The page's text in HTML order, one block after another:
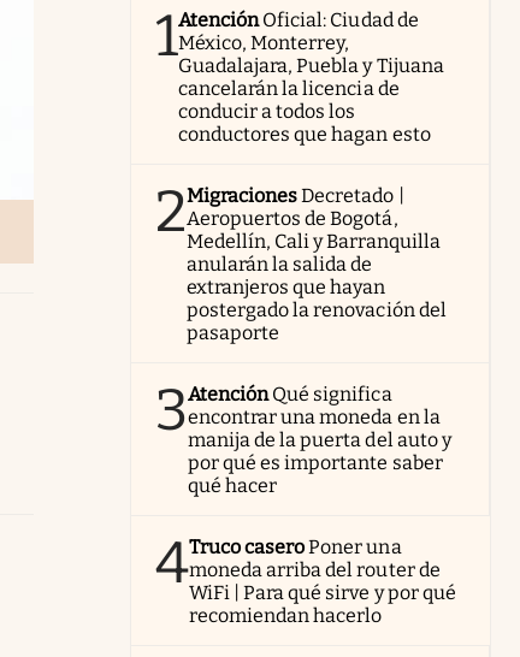
1AtenciónOficial: Ciudad de
México, Monterrey,
Guadalajara, Puebla y Tijuana
cancelarán la licencia de
conducir a todos los
conductores que hagan esto
2MigracionesDecretado |
Aeropuertos de Bogotá,
Medellín, Cali y Barranquilla
anularán la salida de
extranjeros que hayan
postergado la renovación del
pasaporte
3AtenciónQué significa
encontrar una moneda en la
manija de la puerta del auto y
por qué es importante saber
qué hacer
4Truco caseroPoner una
moneda arriba del router de
WiFi | Para qué sirve y por qué
recomiendan hacerlo